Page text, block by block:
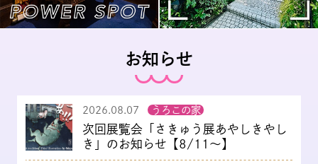
お知らせ
2026.08.07 うろこの家
次回展覧会「さきゅう展あやしきやし
き」のお知らせ【8/11～】